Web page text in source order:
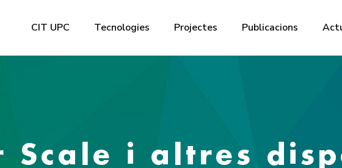
CIT UPC Tecnologies Projectes Publicacions
Scale i altres